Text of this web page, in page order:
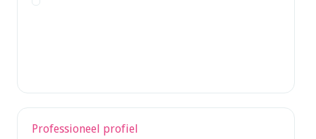
Professioneel profiel